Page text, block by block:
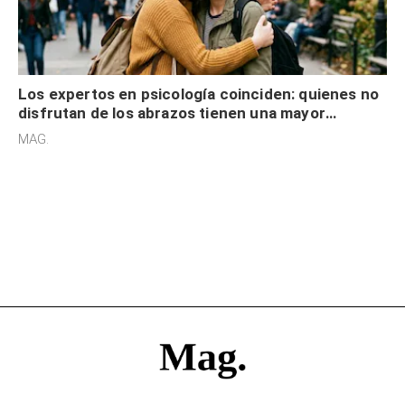
Los expertos en psicología coinciden: quienes no
disfrutan de los abrazos tienen una mayor
sensibilidad a los estímulos físicos y no es por
MAG.